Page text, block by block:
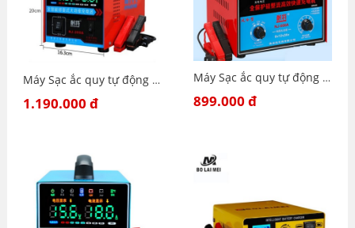
Máy Sạc ắc quy tự động NJ 200A-12V-24V- Sạc Đúng Công Suất 4Ah-200Ah 12V-24V Khử Sunfat Công Suất Lớn - 200A-NJ
1.190.000 đ
Máy Sạc ắc quy tự động NJN 300A-6V-12V-24V- Sạc Công Suất Lớn 2Ah-300Ah CÓ MÀN HÌNH LCD Báo Volt Dòng Sạc
899.000 đ